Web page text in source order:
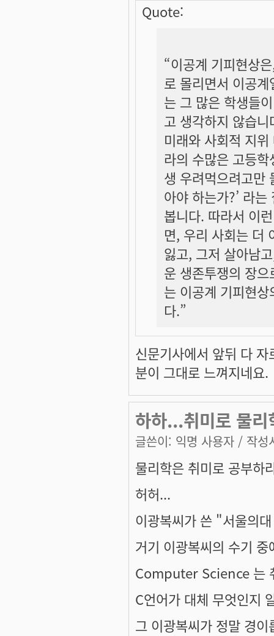
Quote:
“이공계 기피현상
로 몰리면서 이공
는 그 많은 학생들
고 생각하지 않습
미래와 사회적 지
라의 수많은 고등
생 우려먹으려고만
아야 하는가?’ 라
봅니다. 따라서 이
면, 우리 사회는 더
잃고, 그저 살아남
운 생존투쟁의 장
는 이공계 기피현
다.”
신문기사에서 앞뒤 다
분이 그대로 느껴지네요.
하하...취미로 물
글쓴이: 익명 사용자 / 작성
물리학은 취미로 공부하
허허...
이광복씨가 쓴 "서울의
거기 이광복씨의 수기
Computer Science 는
C언어가 대체 무엇인지
그 이광복씨가 정말 경이